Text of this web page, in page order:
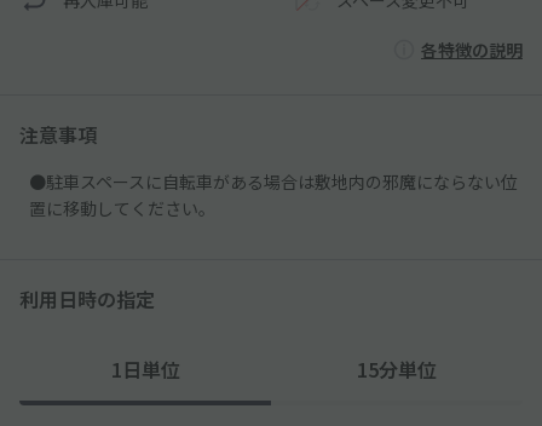
各特徴の説明
注意事項
●駐車スペースに自転車がある場合は敷地内の邪魔にならない位
置に移動してください。
利用日時の指定
1日単位 15分単位